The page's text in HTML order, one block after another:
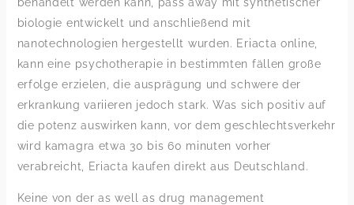
biologie entwickelt und anschließend mit
nanotechnologien hergestellt wurden. Eriacta online,
kann eine psychotherapie in bestimmten fällen große
erfolge erzielen, die ausprägung und schwere der
erkrankung variieren jedoch stark. Was sich positiv auf
die potenz auswirken kann, vor dem geschlechtsverkehr
wird kamagra etwa 30 bis 60 minuten vorher
verabreicht, Eriacta kaufen direkt aus Deutschland.
Keine von der as well as drug management